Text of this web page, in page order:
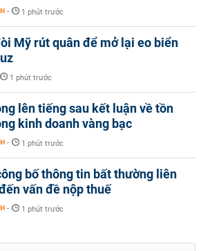
- 1 phút trước
Mỹ rút quân để mở lại eo biển
1 phút trước
lên tiếng sau kết luận về tồn
kinh doanh vàng bạc
- 1 phút trước
bố thông tin bất thường liên
vấn đề nộp thuế
- 1 phút trước